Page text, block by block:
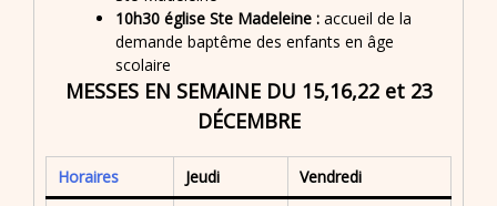
10h30 église Ste Madeleine : accueil de la
demande baptême des enfants en âge
scolaire
MESSES EN SEMAINE DU 15,16,22 et 23
DÉCEMBRE
Horaires Jeudi
Vendredi